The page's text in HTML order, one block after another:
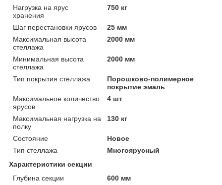
Нагрузка на ярус
хранения
750 кг
Шаг перестановки ярусов
25 мм
Максимальная высота
стеллажа
2000 мм
Минимальная высота
стеллажа
2000 мм
Тип покрытия стеллажа
Порошково-полимерное
покрытие эмаль
Максимальное количество
ярусов
4 шт
Максимальная нагрузка на
полку
130 кг
Состояние
Новое
Тип стеллажа
Многоярусный
Характеристики секции
Глубина секции
600 мм